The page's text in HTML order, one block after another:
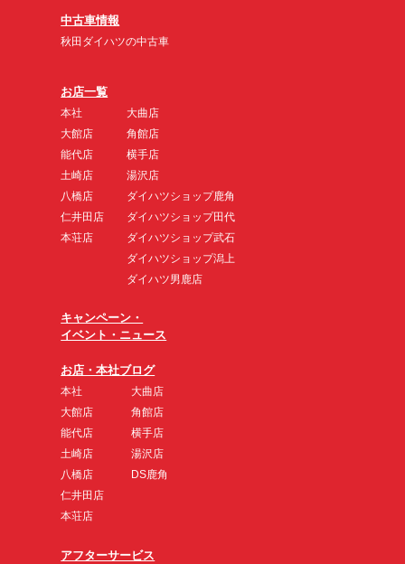
中古車情報
秋田ダイハツの中古車
お店一覧
本社
大館店
能代店
土崎店
八橋店
仁井田店
本荘店
大曲店
角館店
横手店
湯沢店
ダイハツショップ鹿角
ダイハツショップ田代
ダイハツショップ武石
ダイハツショップ潟上
ダイハツ男鹿店
キャンペーン・
イベント・ニュース
お店・本社ブログ
本社
大館店
能代店
土崎店
八橋店
仁井田店
本荘店
大曲店
角館店
横手店
湯沢店
DS鹿角
アフターサービス